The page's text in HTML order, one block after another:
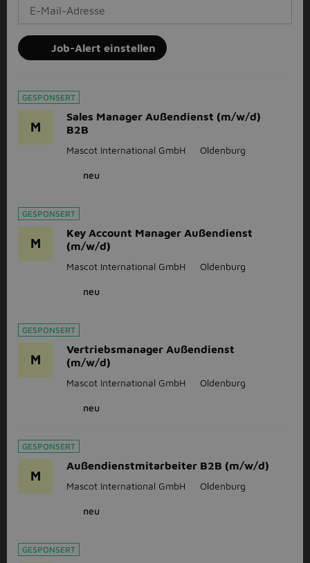
Job-Alert einstellen
GESPONSERT
M
Sales Manager Außendienst (m/w/d)
B2B
Mascot International GmbH Oldenburg
neu
GESPONSERT
M
Key Account Manager Außendienst
(m/w/d)
Mascot International GmbH Oldenburg
neu
GESPONSERT
M
Vertriebsmanager Außendienst
(m/w/d)
Mascot International GmbH Oldenburg
neu
GESPONSERT
M
Außendienstmitarbeiter B2B (m/w/d)
Mascot International GmbH Oldenburg
neu
GESPONSERT